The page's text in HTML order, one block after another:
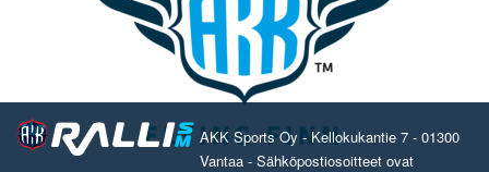
AKK Sports Oy - Kellokukantie 7 - 01300
Vantaa - Sähköpostiosoitteet ovat